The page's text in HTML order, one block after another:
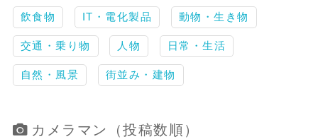
飲食物 IT・電化製品 動物・生き物
交通・乗り物 人物 日常・生活
自然・風景 街並み・建物
カメラマン（投稿数順）